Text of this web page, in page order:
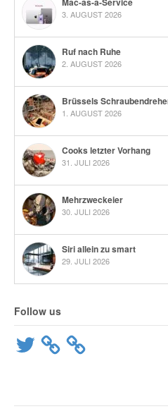
3. AUGUST 2026
Ruf nach Ruhe
2. AUGUST 2026
Brüssels
1. AUGUST 2026
Cooks letzter Vorhang
31. JULI 2026
Mehrzweckeier
30. JULI 2026
Siri allein zu smart
29. JULI 2026
Follow us
Twitter